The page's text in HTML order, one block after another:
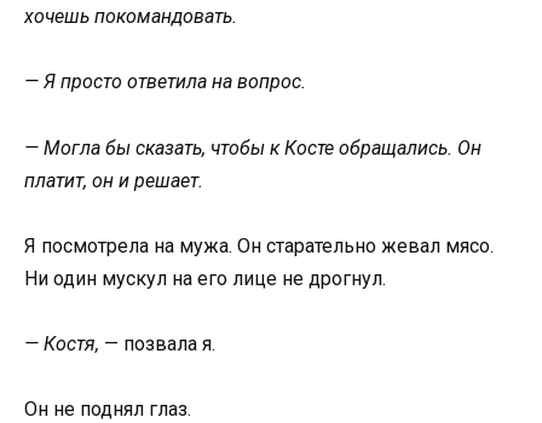
хочешь покомандовать.
— Я просто ответила на вопрос.
— Могла бы сказать, чтобы к Косте обращались. Он
платит, он и решает.
Я посмотрела на мужа. Он старательно жевал мясо.
Ни один мускул на его лице не дрогнул.
— Костя, — позвала я.
Он не поднял глаз.